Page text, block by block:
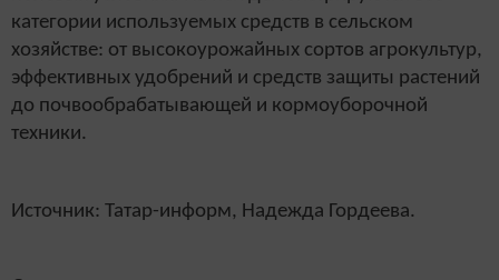
категории используемых средств в сельском
хозяйстве: от высокоурожайных сортов агрокультур,
эффективных удобрений и средств защиты растений
до почвообрабатывающей и кормоуборочной
техники.
Источник: Татар-информ, Надежда Гордеева.